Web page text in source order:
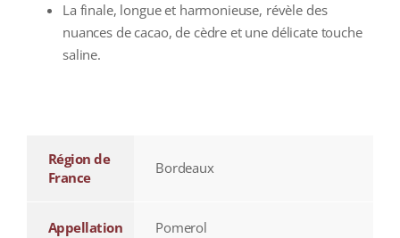
La finale, longue et harmonieuse, révèle des
nuances de cacao, de cèdre et une délicate touche
saline.
Région de
France
Bordeaux
Appellation Pomerol